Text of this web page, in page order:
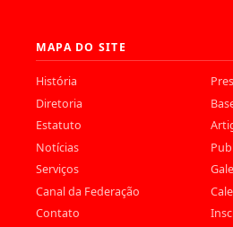
MAPA DO SITE
História
Diretoria
Estatuto
Notícias
Serviços
Canal da Federação
Contato